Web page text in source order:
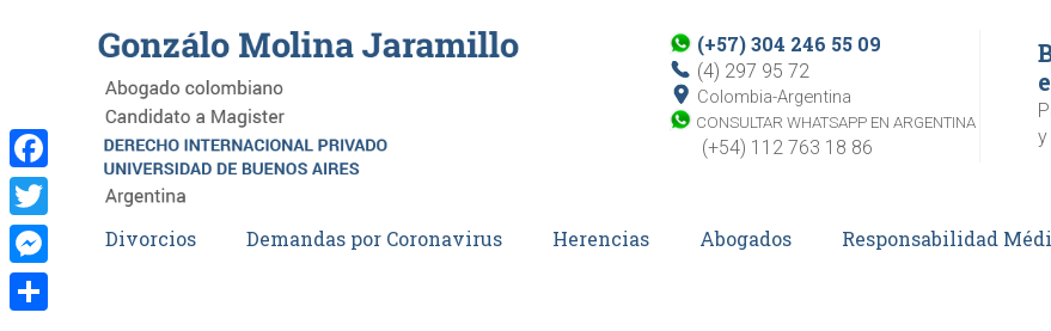
(+57) 304 246 55 09
(4) 297 95 72
Colombia-Argentina
CONSULTAR WHATSAPP EN ARGENTINA
(+54) 112 763 18 86
y
Divorcios Demandas por Coronavirus Herencias Abogados Responsabilidad
Facebook
Twitter
Messenger